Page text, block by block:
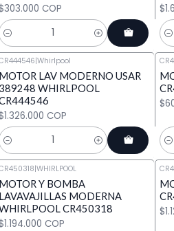
COP
|Whirlpool
LAV MODERNO USAR
WHIRLPOOL
COP
|WHIRLPOOL
Y BOMBA
MODERNA
CR450318
COP